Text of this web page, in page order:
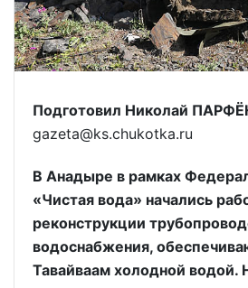
Подготовил Николай
gazeta@ks.chukotka.ru
В Анадыре в рамках
«Чистая вода» начались
реконструкции
водоснабжения,
Тавайваам холодной водой.